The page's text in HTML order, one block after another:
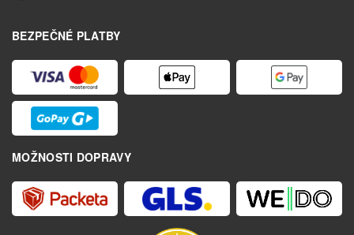
BEZPEČNÉ PLATBY
MOŽNOSTI DOPRAVY